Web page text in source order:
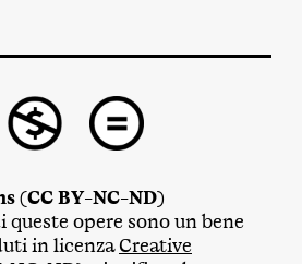
(CC BY-NC-ND)
opere sono un bene
in licenzaCreative